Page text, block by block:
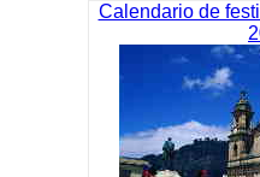
Calendario de